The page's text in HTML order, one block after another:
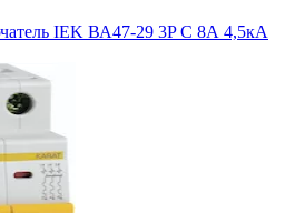
IEK ВА47-29 3P C 8А 4,5кА